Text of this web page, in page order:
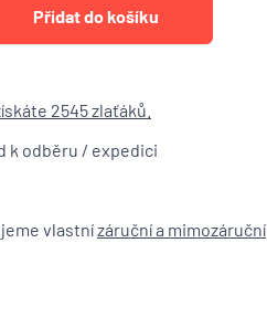
2545 zlaťáků.
k odběru / expedici
vlastnízáruční a mimozáruční